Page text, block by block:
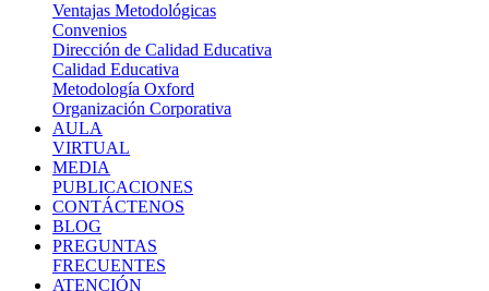
Ventajas Metodológicas
Convenios
Dirección de Calidad Educativa
Calidad Educativa
Metodología Oxford
Organización Corporativa
AULA
VIRTUAL
MEDIA
PUBLICACIONES
CONTÁCTENOS
BLOG
PREGUNTAS
FRECUENTES
ATENCIÓN